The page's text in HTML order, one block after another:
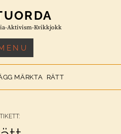
Aktivism-Kvikkjokk
MÄRKTA RÄTT